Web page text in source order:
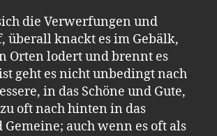
die Verwerfungen und
überall knackt es im Gebälk,
Orten lodert und brennt es
geht es nicht unbedingt nach
in das Schöne und Gute,
oft nach hinten in das
auch wenn es oft als